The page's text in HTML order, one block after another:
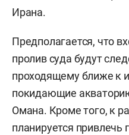
Ирана.
Предполагается, что
пролив суда будут
проходящему ближе к
покидающие
Омана. Кроме того, к
планируется привлечь